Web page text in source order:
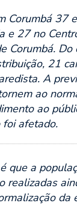
Corumbá 37
e 27 no
Corumbá.
21
A
ao
ao
foi afetado.
que a
realizadas
da